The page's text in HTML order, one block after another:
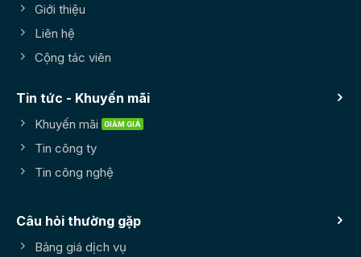
Giới thiệu
Liên hệ
Cộng tác viên
Tin tức - Khuyến mãi
Khuyến mãi
Tin công ty
Tin công nghệ
Câu hỏi thường gặp
Bảng giá dịch vụ